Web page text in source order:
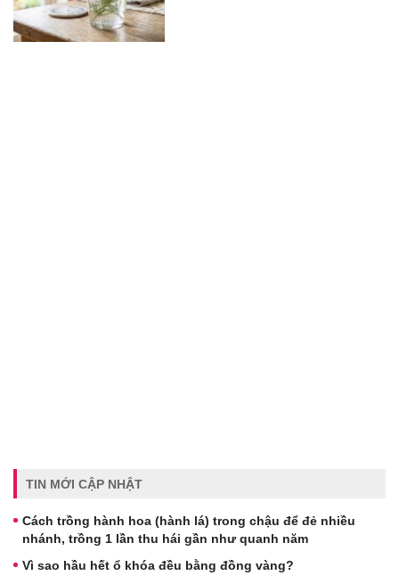
TIN MỚI CẬP NHẬT
Cách trồng hành hoa (hành lá) trong chậu để đẻ nhiều
nhánh, trồng 1 lần thu hái gần như quanh năm
Vì sao hầu hết ổ khóa đều bằng đồng vàng?